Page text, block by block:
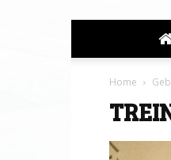
Home